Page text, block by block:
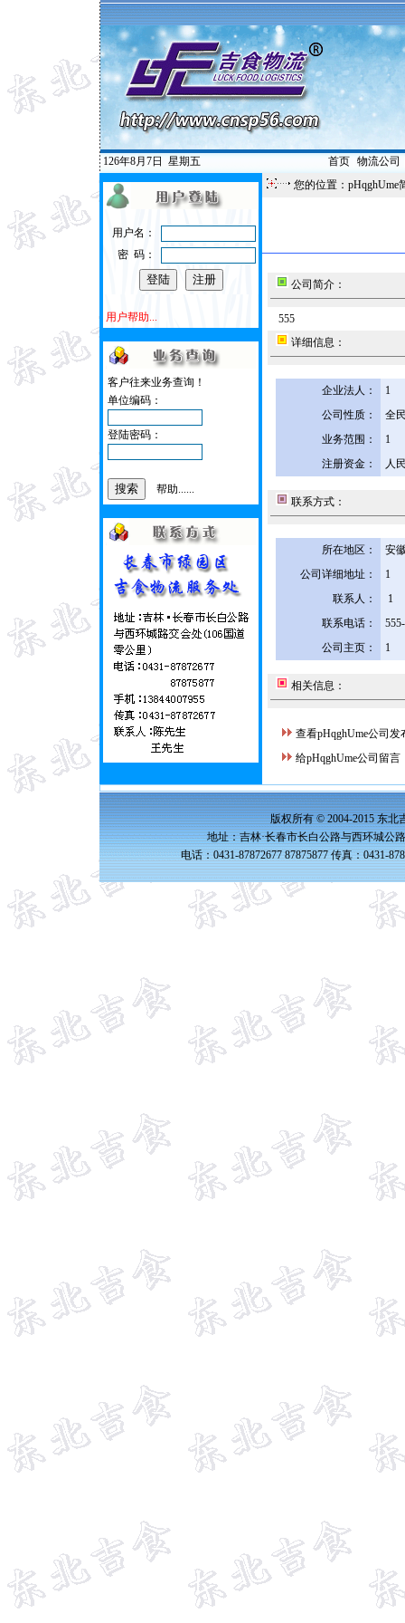
126年8月7日 星期五 首页| 物流公司
用户名：
密 码：
用户帮助...
客户往来业务查询！
单位编码：
登陆密码：
帮助......
您的位置：pHqghUme
公司简介：
555
详细信息：
企业法人：
1
公司性质：
全
业务范围：
1
注册资金：
人
联系方式：
所在地区：
安
公司详细地址：
1
联系人：
1
联系电话：
公司主页：
1
相关信息：
查看pHqghUme公司发
给pHqghUme公司留言
版权所有 © 2004-2015 东北
地址：吉林·长春市长白公路与西环城公
电话：0431-87872677 87875877 传真：0431-